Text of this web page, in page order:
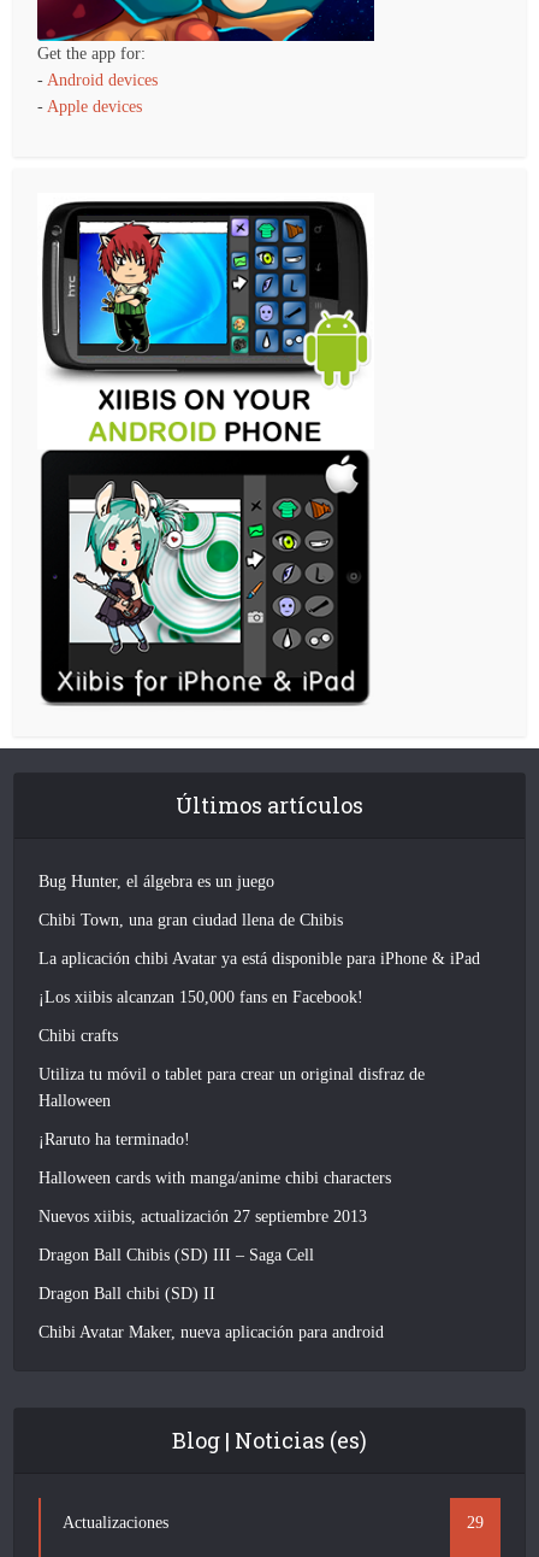
Get the app for:
-Android devices
-Apple devices
Últimos artículos
Bug Hunter, el álgebra es un juego
Chibi Town, una gran ciudad llena de Chibis
La aplicación chibi Avatar ya está disponible para iPhone & iPad
¡Los xiibis alcanzan 150,000 fans en Facebook!
Chibi crafts
Utiliza tu móvil o tablet para crear un original disfraz de
Halloween
¡Raruto ha terminado!
Halloween cards with manga/anime chibi characters
Nuevos xiibis, actualización 27 septiembre 2013
Dragon Ball Chibis (SD) III – Saga Cell
Dragon Ball chibi (SD) II
Chibi Avatar Maker, nueva aplicación para android
Blog | Noticias (es)
Actualizaciones 29